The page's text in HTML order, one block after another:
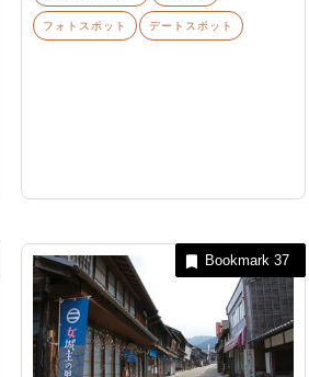
フォトスポット デートスポット
Bookmark37